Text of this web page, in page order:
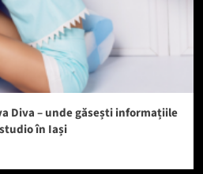
Diva – unde găsești informațiile
în Iași